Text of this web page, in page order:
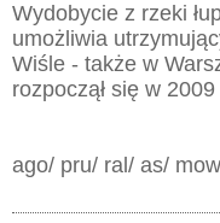
Wydobycie z rzeki
umożliwia
Wiśle - także w
rozpoczął się w
ago/ pru/ ral/ as/